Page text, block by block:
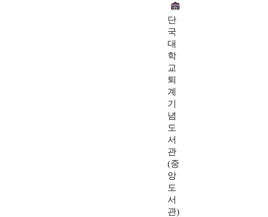
단
국
대
학
교
퇴
계
기
념
도
서
관
(중
앙
도
서
관)